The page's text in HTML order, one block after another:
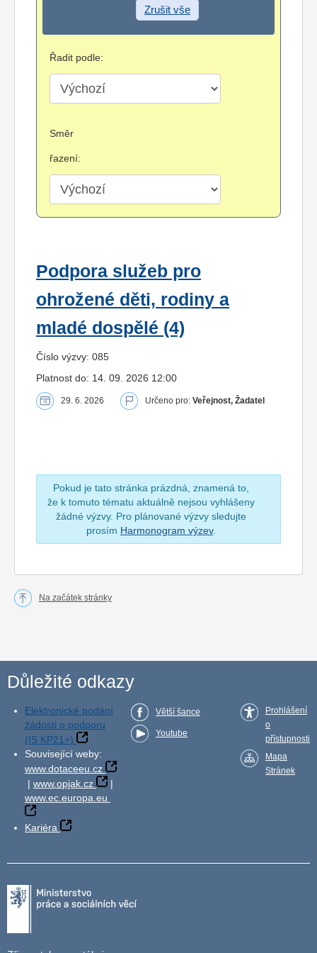
Zrušit vše
Řadit podle:
Směr
řazení:
Podpora služeb pro
ohrožené děti, rodiny a
mladé dospělé (4)
Číslo výzvy: 085
Platnost do: 14. 09. 2026 12:00
29. 6. 2026 Určeno pro: Veřejnost, Žadatel
Pokud je tato stránka prázdná, znamená to,
že k tomuto tématu aktuálně nejsou vyhlášeny
žádné výzvy. Pro plánované výzvy sledujte
prosím Harmonogram výzev.
Na začátek stránky
Důležité odkazy
Elektronické podání
žádosti o podporu
(IS KP21+)
Související weby:
www.dotaceeu.cz
| www.opjak.cz
|
www.ec.europa.eu
Kariéra
Větší šance
Youtube
Prohlášení
o
přístupnosti
Mapa
Stránek